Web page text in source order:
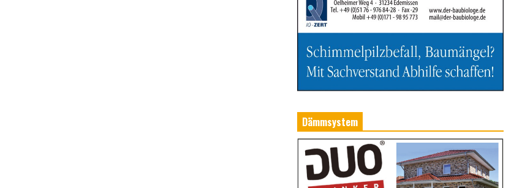
Dämmsystem